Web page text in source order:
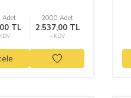
Adet
TL
2000 Adet
2.537,00 TL
+ KDV